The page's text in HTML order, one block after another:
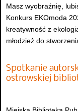
Masz wyobraźnię,
Konkurs EKOmoda
kreatywność z
młodzież do
Spotkanie
ostrowskiej